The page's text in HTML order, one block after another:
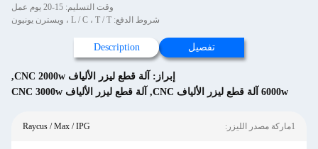
وقت التسليم: 15-20 يوم عمل
شروط الدفع: L / C ، T / T ، ويسترن يونيون
تفصيل Description
إبراز: آلة قطع ليزر الألياف CNC 2000w
,
6000w آلة قطع ليزر الألياف CNC
, آلة قطع ليزر الألياف CNC 3000w
1ماركة مصدر الليزر: Raycus / Max / IPG